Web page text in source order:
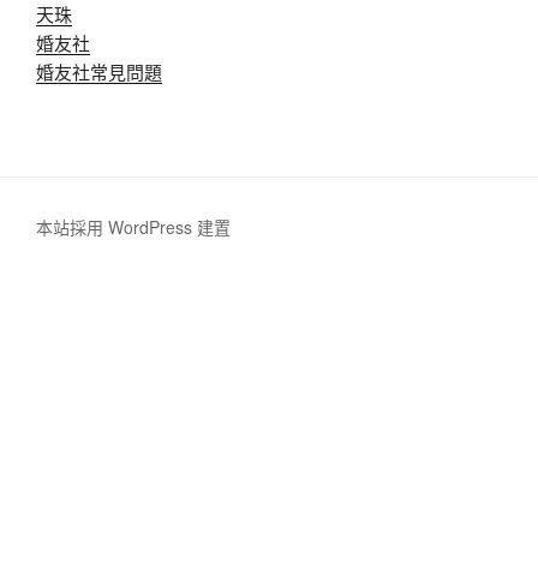
天珠
婚友社
婚友社常見問題
本站採用 WordPress 建置